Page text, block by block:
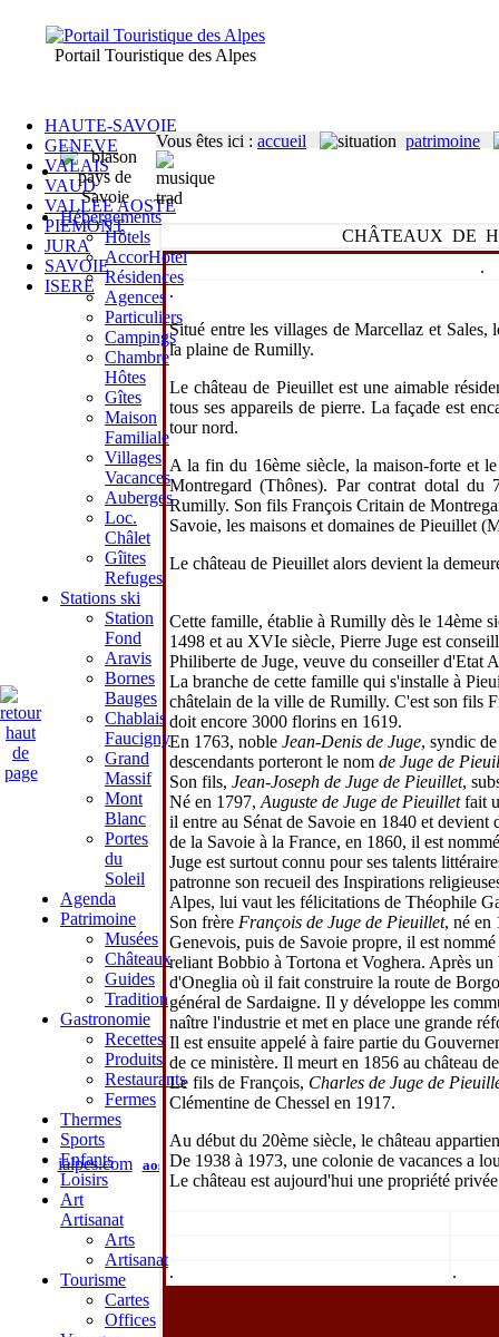
ialpes.com aoste piémont savoie haute-savoie isère geneve
administration mentions légales
Hébergements
Hôtels
AccorHotel
Résidences
Agences
Particuliers
Campings
Chambre
Hôtes
Gîtes
Maison
Familiale
Villages
Vacances
Auberges
Loc.
Châlet
Gîites
Refuges
Stations ski
Station
Fond
Aravis
Bornes
Bauges
Chablais
Faucigny
Grand
Massif
Mont
Blanc
Portes
du
Soleil
Agenda
Patrimoine
Musées
Châteaux
Guides
Tradition
Gastronomie
Recettes
Produits
Restaurants
Fermes
Thermes
Sports
Enfants
Loisirs
Art
Artisanat
Arts
Artisanat
Tourisme
Cartes
Offices
HAUTE-SAVOIE
GENEVE
VALAIS
VAUD
VALLEE AOSTE
PIEMONT
JURA
SAVOIE
ISERE
Portail Touristique des Alpes
CHÂTEAUX DE
.
.
Situé entre les villages de Marcellaz et
la plaine de Rumilly.
Le château de Pieuillet est une aimable
tous ses appareils de pierre. La façade est
tour nord.
A la fin du 16ème siècle, la maison-forte et
Montregard (Thônes). Par contrat dotal du
Rumilly. Son fils François Critain de
Savoie, les maisons et domaines de Pieuillet
Le château de Pieuillet alors devient la
Cette famille, établie à Rumilly dès le 14ème
1498 et au XVIe siècle, Pierre Juge est
Philiberte de Juge, veuve du conseiller d'Etat
La branche de cette famille qui s'installe à
châtelain de la ville de Rumilly. C'est son fils
doit encore 3000 florins en 1619.
En 1763, noble Jean-Denis de Juge, syndic
descendants porteront le nom de Juge de
Son fils, Jean-Joseph de Juge de Pieuillet,
Né en 1797, Auguste de Juge de Pieuilletfait
il entre au Sénat de Savoie en 1840 et
de la Savoie à la France, en 1860, il est
Juge est surtout connu pour ses talents
patronne son recueil des Inspirations
Alpes, lui vaut les félicitations de Théophile
Son frère François de Juge de Pieuillet, né en
Genevois, puis de Savoie propre, il est
reliant Bobbio à Tortona et Voghera. Après
d'Oneglia où il fait construire la route de
général de Sardaigne. Il y développe les
naître l'industrie et met en place une grande
Il est ensuite appelé à faire partie du
de ce ministère. Il meurt en 1856 au château
Le fils de François, Charles de Juge de
Clémentine de Chessel en 1917.
Au début du 20ème siècle, le château
De 1938 à 1973, une colonie de vacances a
Le château est aujourd'hui une propriété privée
. .
Vous êtes ici : accueil patrimoine